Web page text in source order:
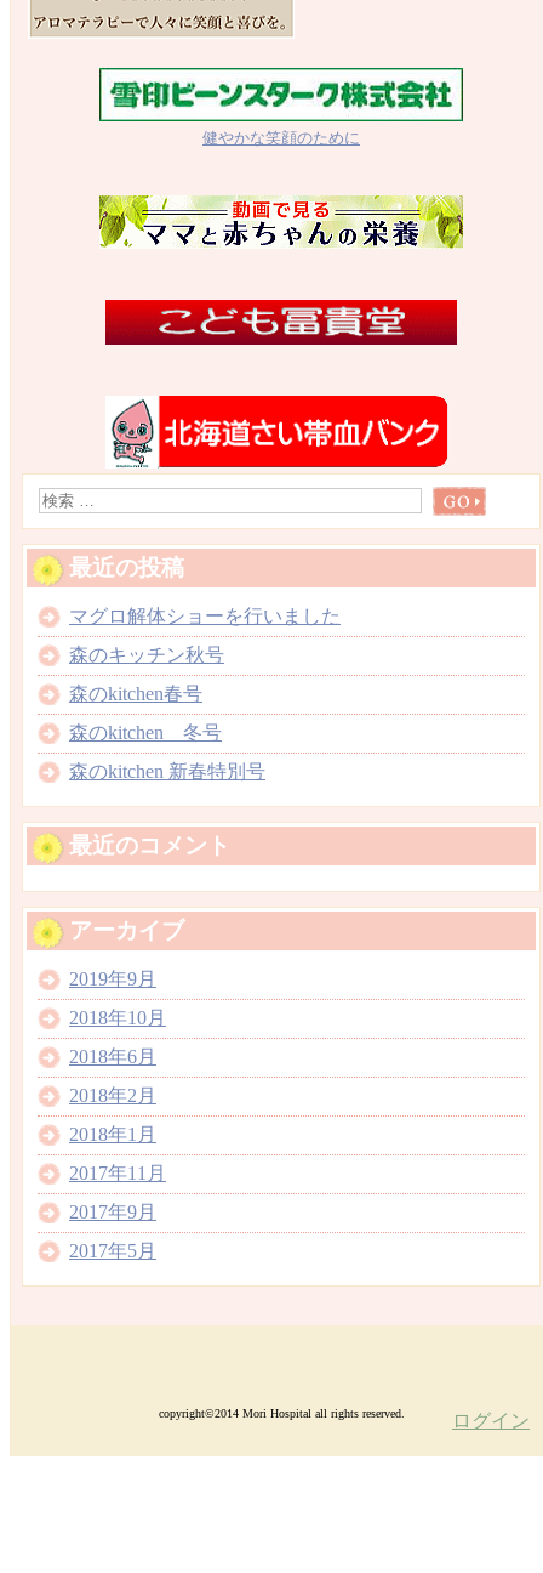
健やかな笑顔のために
最近の投稿
マグロ解体ショーを行いました
森のキッチン秋号
森のkitchen春号
森のkitchen 冬号
森のkitchen 新春特別号
最近のコメント
アーカイブ
2019年9月
2018年10月
2018年6月
2018年2月
2018年1月
2017年11月
2017年9月
2017年5月
copyright©2014 Mori Hospital all rights reserved. ログイン